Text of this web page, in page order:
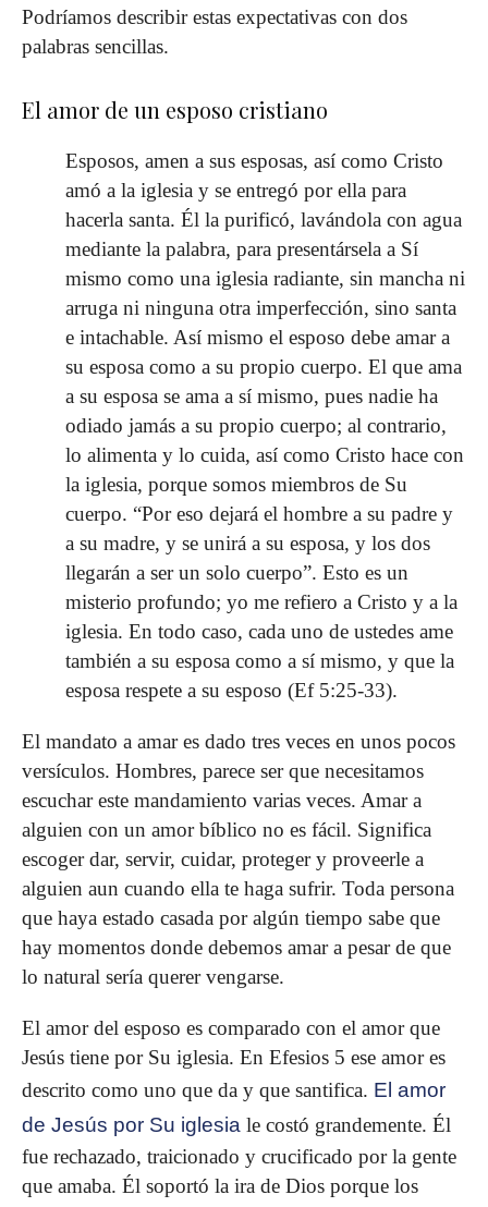
Podríamos describir estas expectativas con dos
palabras sencillas.
El amor de un esposo cristiano
Esposos, amen a sus esposas, así como Cristo
amó a la iglesia y se entregó por ella para
hacerla santa. Él la purificó, lavándola con agua
mediante la palabra, para presentársela a Sí
mismo como una iglesia radiante, sin mancha ni
arruga ni ninguna otra imperfección, sino santa
e intachable. Así mismo el esposo debe amar a
su esposa como a su propio cuerpo. El que ama
a su esposa se ama a sí mismo, pues nadie ha
odiado jamás a su propio cuerpo; al contrario,
lo alimenta y lo cuida, así como Cristo hace con
la iglesia, porque somos miembros de Su
cuerpo. “Por eso dejará el hombre a su padre y
a su madre, y se unirá a su esposa, y los dos
llegarán a ser un solo cuerpo”. Esto es un
misterio profundo; yo me refiero a Cristo y a la
iglesia. En todo caso, cada uno de ustedes ame
también a su esposa como a sí mismo, y que la
esposa respete a su esposo (Ef 5:25-33).
El mandato a amar es dado tres veces en unos pocos
versículos. Hombres, parece ser que necesitamos
escuchar este mandamiento varias veces. Amar a
alguien con un amor bíblico no es fácil. Significa
escoger dar, servir, cuidar, proteger y proveerle a
alguien aun cuando ella te haga sufrir. Toda persona
que haya estado casada por algún tiempo sabe que
hay momentos donde debemos amar a pesar de que
lo natural sería querer vengarse.
El amor del esposo es comparado con el amor que
Jesús tiene por Su iglesia. En Efesios 5 ese amor es
descrito como uno que da y que santifica. El amor
de Jesús por Su iglesia le costó grandemente. Él
fue rechazado, traicionado y crucificado por la gente
que amaba. Él soportó la ira de Dios porque los